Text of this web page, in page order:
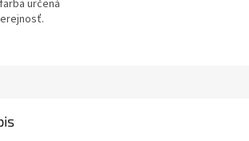
určená